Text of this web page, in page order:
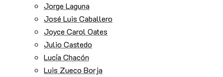
Jorge Laguna
José Luis Caballero
Joyce Carol Oates
Julio Castedo
Lucía Chacón
Luis Zueco Borja